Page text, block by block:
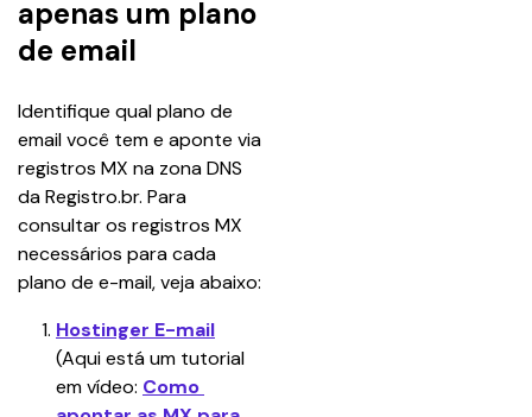
apenas um plano
de email
Identifique qual plano de
email você tem e aponte via
registros MX na zona DNS
da Registro.br. Para
consultar os registros MX
necessários para cada
plano de e-mail, veja abaixo:
Hostinger E-mail
(Aqui está um tutorial
em vídeo: Como